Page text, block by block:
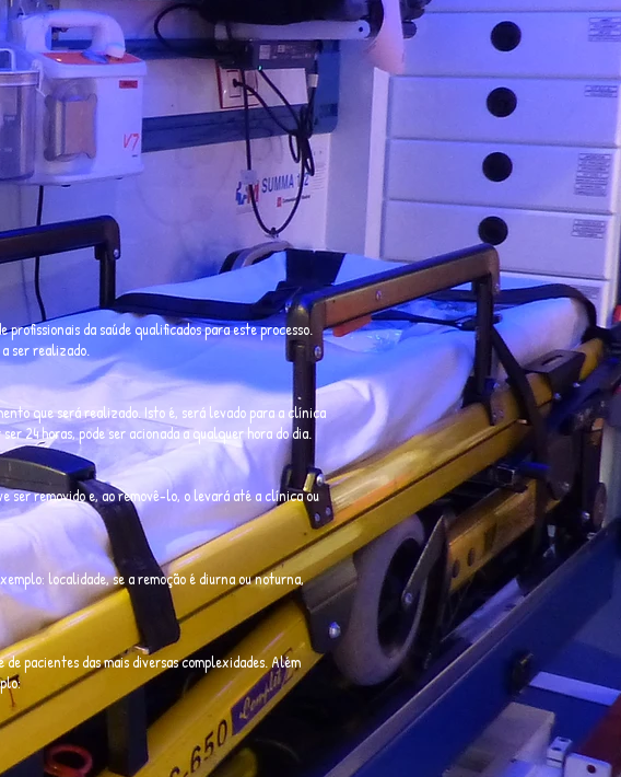
da saúde qualificados para este processo.
ser realizado.
que será realizado. Isto é, será levado para a clínica
24 horas, pode ser acionada a qualquer hora do dia.
ser removido e, ao removê-lo, o levará até a clínica ou
localidade, se a remoção é diurna ou noturna,
pacientes das mais diversas complexidades. Além